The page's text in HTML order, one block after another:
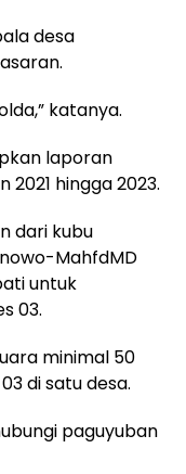
desa
katanya.
laporan
hingga 2023.
dari kubu
MahfdMD
untuk
03.
minimal 50
di satu desa.
paguyuban